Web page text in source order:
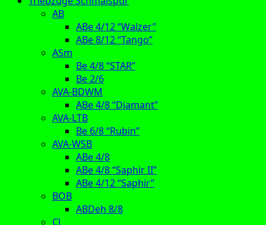
AB
ABe 4/12 “Walzer”
ABe 8/12 “Tango”
ASm
Be 4/8 “STAR”
Be 2/6
AVA-BDWM
ABe 4/8 “Diamant”
AVA-LTB
Be 6/8 “Rubin”
AVA-WSB
ABe 4/8
ABe 4/8 “Saphir II”
ABe 4/12 “Saphir”
BOB
ABDeh 8/8
CJ